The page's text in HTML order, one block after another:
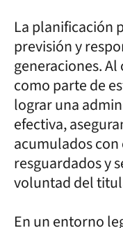
La planificación
previsión y
generaciones.
como parte de
lograr una
efectiva,
acumulados con
resguardados y
voluntad del
En un entorno